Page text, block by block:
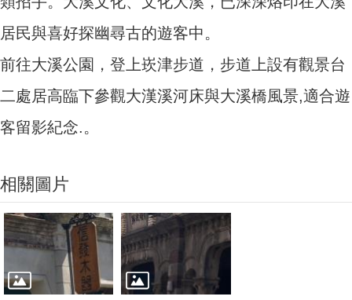
居民與喜好探幽尋古的遊客中。
前往大溪公園，登上崁津步道，步道上設有觀景台
二處居高臨下參觀大漢溪河床與大溪橋風景,適合遊
客留影紀念.。
相關圖片